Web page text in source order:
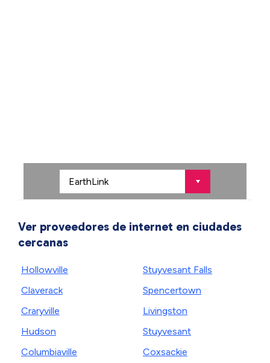
Ver proveedores de internet en ciudades
cercanas
Hollowville
Claverack
Craryville
Hudson
Columbiaville
Stuyvesant Falls
Spencertown
Livingston
Stuyvesant
Coxsackie